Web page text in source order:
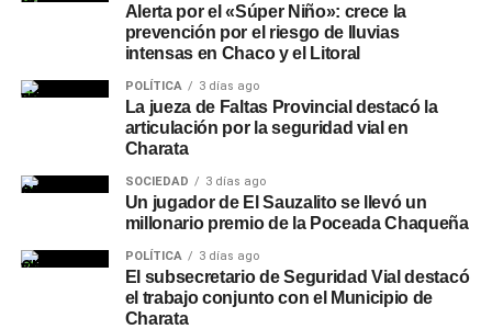
Alerta por el «Súper Niño»: crece la
prevención por el riesgo de lluvias
intensas en Chaco y el Litoral
POLÍTICA 3 días ago
La jueza de Faltas Provincial destacó la
articulación por la seguridad vial en
Charata
SOCIEDAD 3 días ago
Un jugador de El Sauzalito se llevó un
millonario premio de la Poceada Chaqueña
POLÍTICA 3 días ago
El subsecretario de Seguridad Vial destacó
el trabajo conjunto con el Municipio de
Charata